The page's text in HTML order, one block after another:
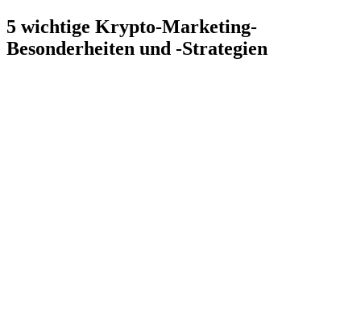
5 wichtige Krypto-Marketing-
Besonderheiten und -Strategien